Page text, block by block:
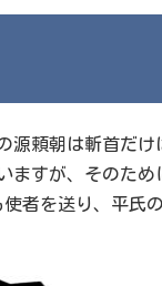
源頼朝は斬首だけ
ますが、そのため
者を送り、平氏